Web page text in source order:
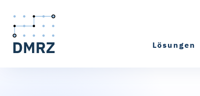
Lösungen